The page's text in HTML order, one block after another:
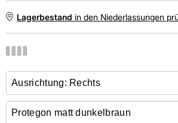
Lagerbestand in den Niederlassungen
Online kaufen &kostenlos